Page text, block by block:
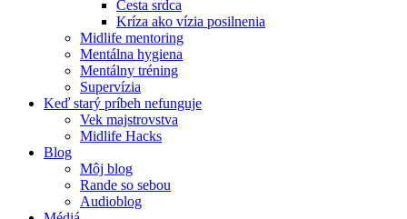
Cesta srdca
Kríza ako vízia posilnenia
Midlife mentoring
Mentálna hygiena
Mentálny tréning
Supervízia
Keď starý príbeh nefunguje
Vek majstrovstva
Midlife Hacks
Blog
Môj blog
Rande so sebou
Audioblog